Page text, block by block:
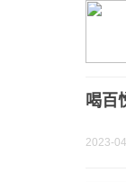
喝百
2023-